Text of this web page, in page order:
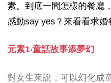
素。到底一間怎樣的餐廳
感動say yes？來看看求婚
元素1‧童話故事添夢幻
對女生來說，可以幻化成